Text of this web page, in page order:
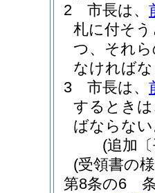
2
市長は、
札に付そ
つ、それ
なければ
3
市長は、
するとき
ばならな
(追加
(受領書の
第8条の6